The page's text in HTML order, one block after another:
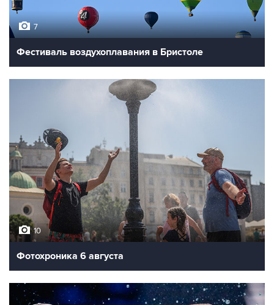
7
Фестиваль воздухоплавания в Бристоле
10
Фотохроника 6 августа